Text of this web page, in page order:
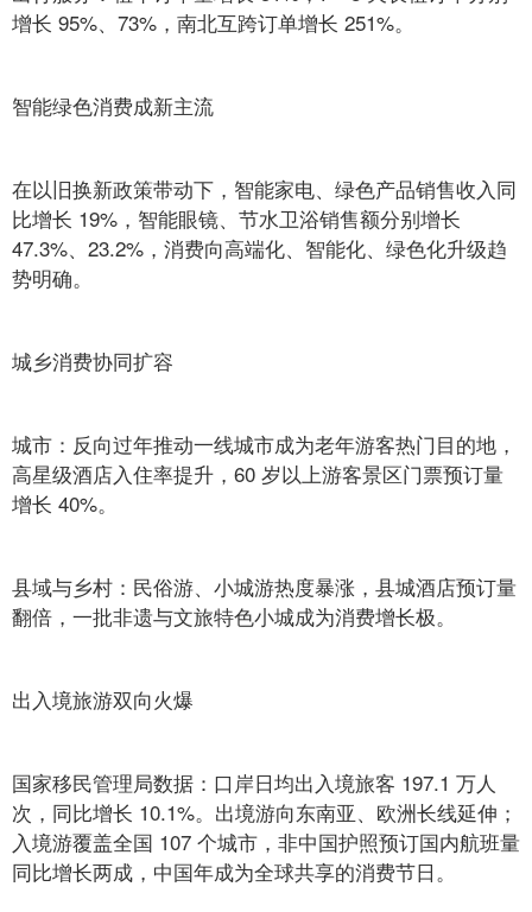
增长 95%、73%，南北互跨订单增长 251%。
智能绿色消费成新主流
在以旧换新政策带动下，智能家电、绿色产品销售收入同
比增长 19%，智能眼镜、节水卫浴销售额分别增长
47.3%、23.2%，消费向高端化、智能化、绿色化升级趋
势明确。
城乡消费协同扩容
城市：反向过年推动一线城市成为老年游客热门目的地，
高星级酒店入住率提升，60 岁以上游客景区门票预订量
增长 40%。
县域与乡村：民俗游、小城游热度暴涨，县城酒店预订量
翻倍，一批非遗与文旅特色小城成为消费增长极。
出入境旅游双向火爆
国家移民管理局数据：口岸日均出入境旅客 197.1 万人
次，同比增长 10.1%。出境游向东南亚、欧洲长线延伸；
入境游覆盖全国 107 个城市，非中国护照预订国内航班量
同比增长两成，中国年成为全球共享的消费节日。